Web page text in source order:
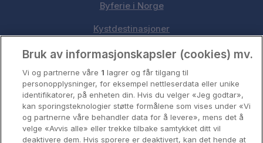
Byferie i Norge
Kystdestinasjoner
Oslo
Stavanger
Bergen
Utforsk Norden
Bruk av informasjonskapsler (cookies) mv.
Vi og partnerne våre 1 lagrer og får tilgang til
personopplysninger, for eksempel nettleserdata eller unike
identifikatorer, på enheten din. Hvis du velger «Jeg godtar»,
kan sporingsteknologier støtte formålene som vises under «Vi
og partnerne våre behandler data for å levere», mens det å
velge «Avvis alle» eller trekke tilbake samtykket ditt vil
deaktivere dem. Hvis sporere er deaktivert, kan det hende at